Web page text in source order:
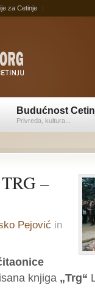
za Cetinje
Budućnost
Privreda, kultura...
–
Pejović in
knjiga „Trg“